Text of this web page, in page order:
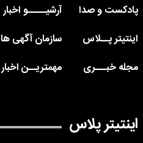
پادکست و صدا
آرشیـــــو اخبار
اینتیتر پــلاس
سازمان آگهی ها
مجله خبـــری
مهمتریــن اخبار
اینتیتر پلاس